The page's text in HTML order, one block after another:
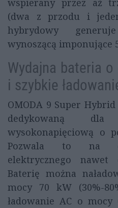
wspierany przez aż
(dwa z przodu i
hybrydowy
wynoszącą imponujące
Wydajna bateria
i szybkie
OMODA 9 Super
dedykowaną
wysokonapięciową o
Pozwala to na
elektrycznego
Baterię można
mocy 70 kW (30%-
ładowanie AC o